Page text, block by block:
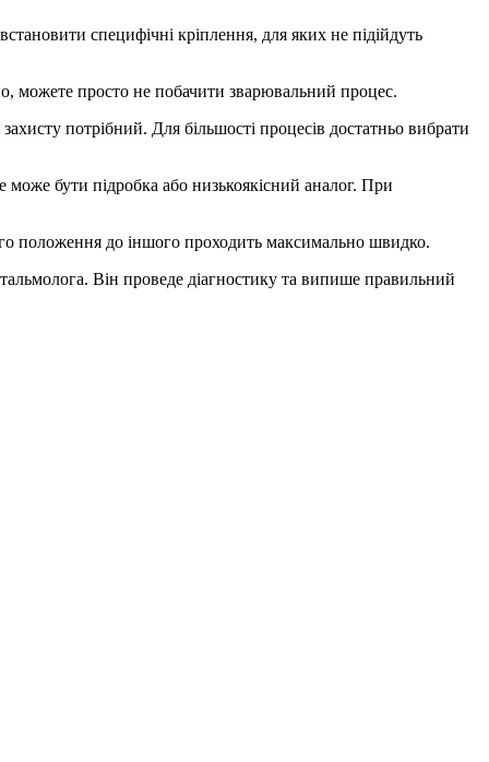
специфічні кріплення, для яких не підійдуть
можете просто не побачити зварювальний процес.
потрібний. Для більшості процесів достатньо вибрати
бути підробка або низькоякісний аналог. При
положення до іншого проходить максимально швидко.
Він проведе діагностику та випише правильний